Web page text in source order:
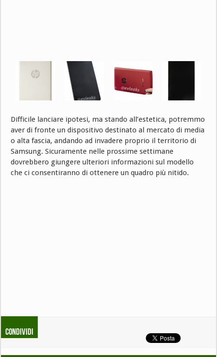
Difficile lanciare ipotesi, ma stando all’estetica, potremmo
aver di fronte un dispositivo destinato al mercato di media
o alta fascia, andando ad invadere proprio il territorio di
Samsung. Sicuramente nelle prossime settimane
dovrebbero giungere ulteriori informazioni sul modello
che ci consentiranno di ottenere un quadro più nitido.
Condividi